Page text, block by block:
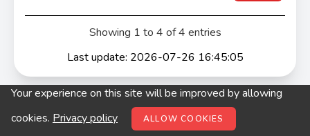
Showing 1 to 4 of 4 entries
Last update: 2026-07-26 16:45:05
© digitop.hu 2022 |Privacy policy
Your experience on this site will be improved by allowing
cookies. Privacy policy ALLOW COOKIES